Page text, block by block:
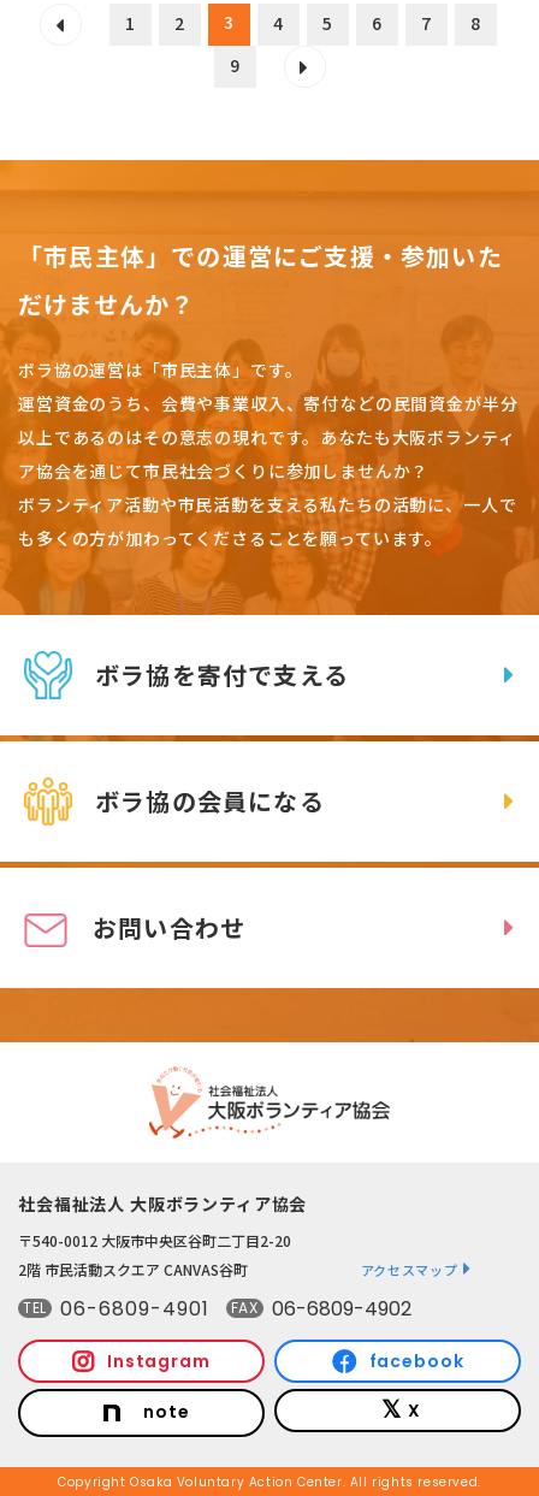
1 2 3 4 5 6 7
8
9
「市民主体」での運営にご支援・参加いた
だけませんか？
ボラ協の運営は「市民主体」です。
運営資金のうち、会費や事業収入、寄付などの民間資金が半分
以上であるのはその意志の現れです。 あなたも大阪ボランティ
ア協会を通じて市民社会づくりに参加しませんか？
ボランティア活動や市民活動を支える私たちの活動に、一人で
も多くの方が加わってくださることを願っています。
ボラ協を寄付で支える
ボラ協の会員になる
お問い合わせ
社会福祉法人 大阪ボランティア協会
〒540-0012 大阪市中央区谷町二丁目2-20
2階 市民活動スクエア CANVAS谷町
アクセスマップ
TEL 06-6809-4901 FAX 06-6809-4902
Instagram facebook
note X
Copyright Osaka Voluntary Action Center. All rights reserved.